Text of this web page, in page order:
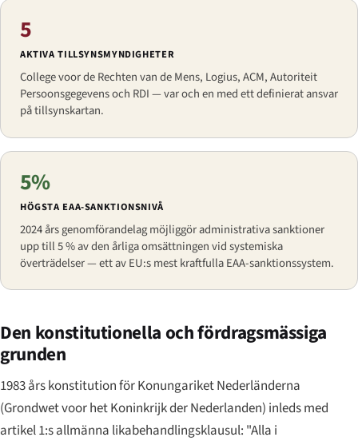
5
AKTIVA TILLSYNSMYNDIGHETER
College voor de Rechten van de Mens, Logius, ACM, Autoriteit
Persoonsgegevens och RDI — var och en med ett definierat ansvar
på tillsynskartan.
5%
HÖGSTA EAA-SANKTIONSNIVÅ
2024 års genomförandelag möjliggör administrativa sanktioner
upp till 5 % av den årliga omsättningen vid systemiska
överträdelser — ett av EU:s mest kraftfulla EAA-sanktionssystem.
Den konstitutionella och fördragsmässiga
grunden
1983 års konstitution för Konungariket Nederländerna
(Grondwet voor het Koninkrijk der Nederlanden) inleds med
artikel 1:s allmänna likabehandlingsklausul: "Alla i